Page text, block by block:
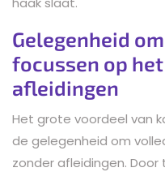
Gelegenheid
focussen op
afleidingen
Het grote voordeel van
de gelegenheid om
zonder afleidingen.